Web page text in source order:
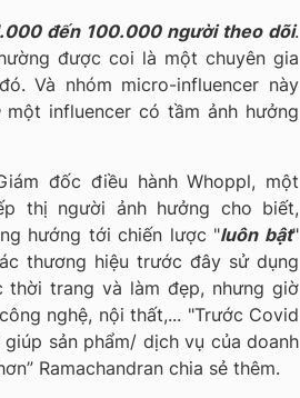
đến 100.000 người theo dõi.
được coi là một chuyên gia
Và nhóm micro-influencer này
một influencer có tầm ảnh hưởng
đốc điều hành Whoppl, một
thị người ảnh hưởng cho biết,
hướng tới chiến lược "luôn bật"
thương hiệu trước đây sử dụng
thời trang và làm đẹp, nhưng giờ
nghệ, nội thất,... "Trước Covid
sản phẩm/ dịch vụ của doanh
Ramachandran chia sẻ thêm.